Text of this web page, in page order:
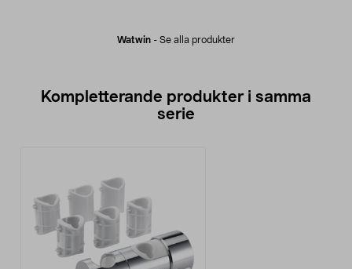
Watwin - Se alla produkter
Kompletterande produkter i samma
serie